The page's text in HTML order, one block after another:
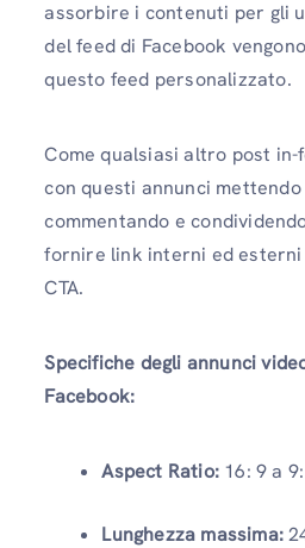
assorbire i contenuti per gli
del feed di Facebook
questo feed personalizzato.
Come qualsiasi altro post
con questi annunci mettendo
commentando e
fornire link interni ed esterni
CTA.
Specifiche degli annunci
Facebook:
Aspect Ratio: 16: 9 a
Lunghezza massima: